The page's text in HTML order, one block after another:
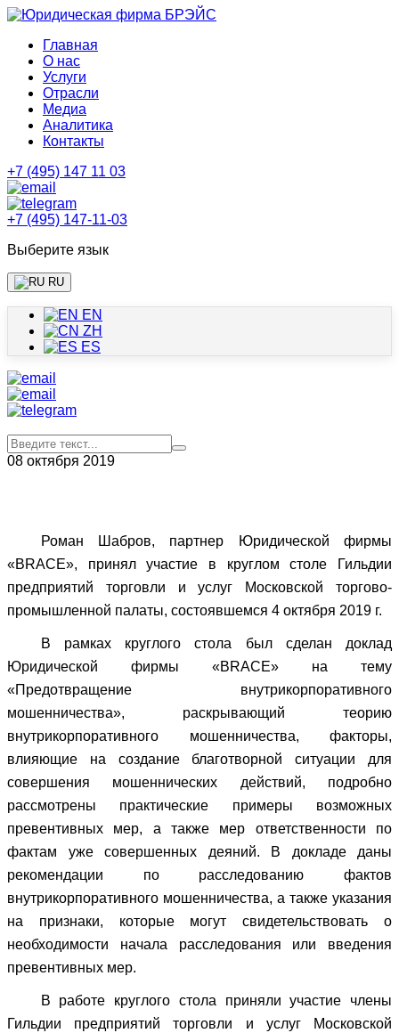
Главная
О нас
Услуги
Отрасли
Медиа
Аналитика
Контакты
+7 (495) 147 11 03
+7 (495) 147-11-03
Выберите язык
RU
EN
ZH
ES
08 октября 2019
Роман Шабров, партнер Юридической фирмы
«BRACE», принял участие в круглом столе Гильдии
предприятий торговли и услуг Московской торгово-
промышленной палаты, состоявшемся 4 октября 2019 г.
В рамках круглого стола был сделан доклад
Юридической фирмы «BRACE» на тему
«Предотвращение внутрикорпоративного
мошенничества», раскрывающий теорию
внутрикорпоративного мошенничества, факторы,
влияющие на создание благотворной ситуации для
совершения мошеннических действий, подробно
рассмотрены практические примеры возможных
превентивных мер, а также мер ответственности по
фактам уже совершенных деяний. В докладе даны
рекомендации по расследованию фактов
внутрикорпоративного мошенничества, а также указания
на признаки, которые могут свидетельствовать о
необходимости начала расследования или введения
превентивных мер.
В работе круглого стола приняли участие члены
Гильдии предприятий торговли и услуг Московской